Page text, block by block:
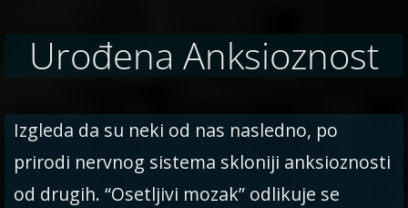
Urođena Anksioznost
Izgleda da su neki od nas nasledno, po
prirodi nervnog sistema skloniji anksioznosti
od drugih. “Osetljivi mozak” odlikuje se